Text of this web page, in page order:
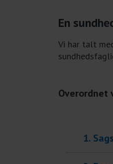
En
Vi har talt
Overordnet
1.